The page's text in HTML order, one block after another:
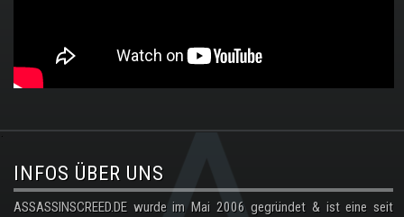
.
INFOS ÜBER UNS
ASSASSINSCREED.DE wurde im Mai 2006 gegründet & ist eine seit